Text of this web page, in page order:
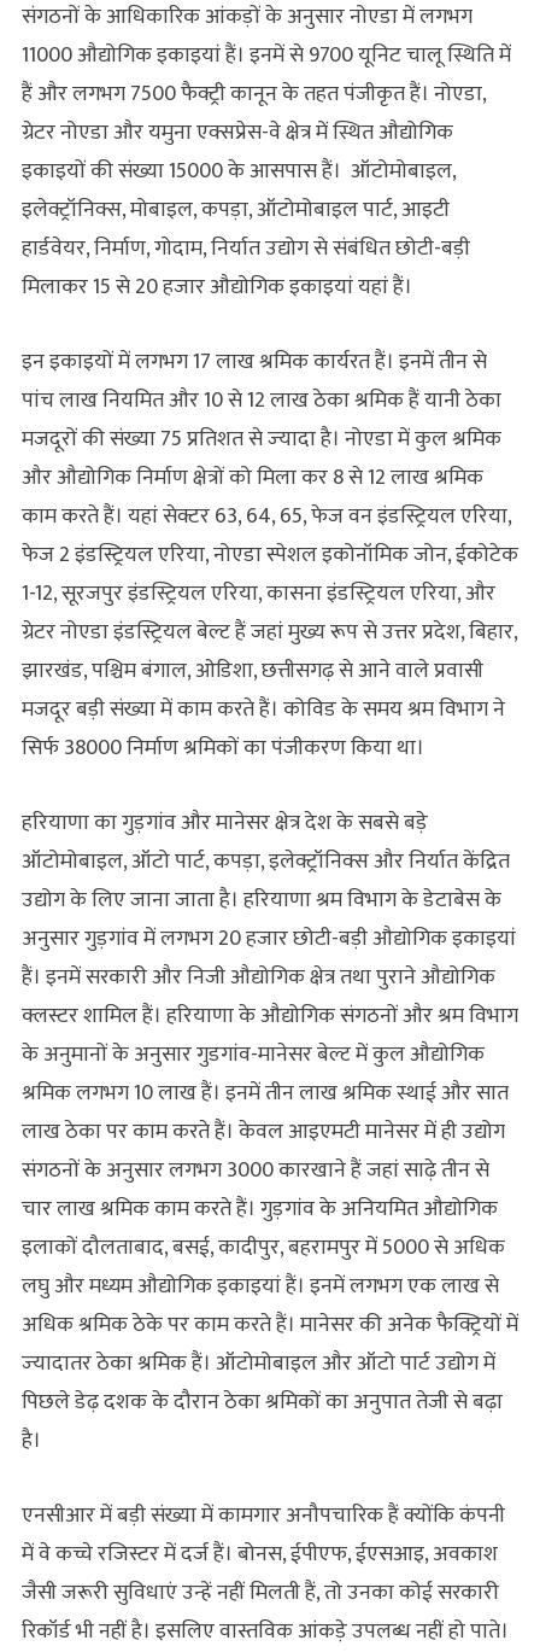
संगठनों के आधिकारिक आंकड़ों के अनुसार नोएडा में लगभग
11000 औद्योगिक इकाइयां हैं। इनमें से 9700 यूनिट चालू स्थिति में
हैं और लगभग 7500 फैक्ट्री कानून के तहत पंजीकृत हैं। नोएडा,
ग्रेटर नोएडा और यमुना एक्सप्रेस-वे क्षेत्र में स्थित औद्योगिक
इकाइयों की संख्या 15000 के आसपास हैं। ऑटोमोबाइल,
इलेक्ट्रॉनिक्स, मोबाइल, कपड़ा, ऑटोमोबाइल पार्ट, आइटी
हार्डवेयर, निर्माण, गोदाम, निर्यात उद्योग से संबंधित छोटी-बड़ी
मिलाकर 15 से 20 हजार औद्योगिक इकाइयां यहां हैं।
इन इकाइयों में लगभग 17 लाख श्रमिक कार्यरत हैं। इनमें तीन से
पांच लाख नियमित और 10 से 12 लाख ठेका श्रमिक हैं यानी ठेका
मजदूरों की संख्या 75 प्रतिशत से ज्‍यादा है। नोएडा में कुल श्रमिक
और औद्योगिक निर्माण क्षेत्रों को मिला कर 8 से 12 लाख श्रमिक
काम करते हैं। यहां सेक्टर 63, 64, 65, फेज वन इंडस्ट्रियल एरिया,
फेज 2 इंडस्ट्रियल एरिया, नोएडा स्पेशल इकोनॉमिक जोन, ईकोटेक
1-12, सूरजपुर इंडस्ट्रियल एरिया, कासना इंडस्ट्रियल एरिया, और
ग्रेटर नोएडा इंडस्ट्रियल बेल्ट हैं जहां मुख्य रूप से उत्तर प्रदेश, बिहार,
झारखंड, पश्चिम बंगाल, ओडिशा, छत्तीसगढ़ से आने वाले प्रवासी
मजदूर बड़ी संख्या में काम करते हैं। कोविड के समय श्रम विभाग ने
सिर्फ 38000 निर्माण श्रमिकों का पंजीकरण किया था।
हरियाणा का गुड़गांव और मानेसर क्षेत्र देश के सबसे बड़े
ऑटोमोबाइल, ऑटो पार्ट, कपड़ा, इलेक्ट्रॉनिक्स और निर्यात केंद्रित
उद्योग के लिए जाना जाता है। हरियाणा श्रम विभाग के डेटाबेस के
अनुसार गुड़गांव में लगभग 20 हजार छोटी-बड़ी औद्योगिक इकाइयां
हैं। इनमें सरकारी और निजी औद्योगिक क्षेत्र तथा पुराने औद्योगिक
क्लस्टर शामिल हैं। हरियाणा के औद्योगिक संगठनों और श्रम विभाग
के अनुमानों के अनुसार गुडगांव-मानेसर बेल्ट में कुल औद्योगिक
श्रमिक लगभग 10 लाख हैं। इनमें तीन लाख श्रमिक स्थाई और सात
लाख ठेका पर काम करते हैं। केवल आइएमटी मानेसर में ही उद्योग
संगठनों के अनुसार लगभग 3000 कारखाने हैं जहां साढ़े तीन से
चार लाख श्रमिक काम करते हैं। गुड़गांव के अनियमित औद्योगिक
इलाकों दौलताबाद, बसई, कादीपुर, बहरामपुर में 5000 से अधिक
लघु और मध्यम औद्योगिक इकाइयां हैं। इनमें लगभग एक लाख से
अधिक श्रमिक ठेके पर काम करते हैं। मानेसर की अनेक फैक्ट्रियों में
ज्‍यादातर ठेका श्रमिक हैं। ऑटोमोबाइल और ऑटो पार्ट उद्योग में
पिछले डेढ़ दशक के दौरान ठेका श्रमिकों का अनुपात तेजी से बढ़ा
है।
एनसीआर में बड़ी संख्या में कामगार अनौपचारिक हैं क्योंकि कंपनी
में वे कच्चे रजिस्टर में दर्ज हैं। बोनस, ईपीएफ, ईएसआइ, अवकाश
जैसी जरूरी सुविधाएं उन्हें नहीं मिलती हैं, तो उनका कोई सरकारी
रिकॉर्ड भी नहीं है। इसलिए वास्तविक आंकड़े उपलब्ध नहीं हो पाते।